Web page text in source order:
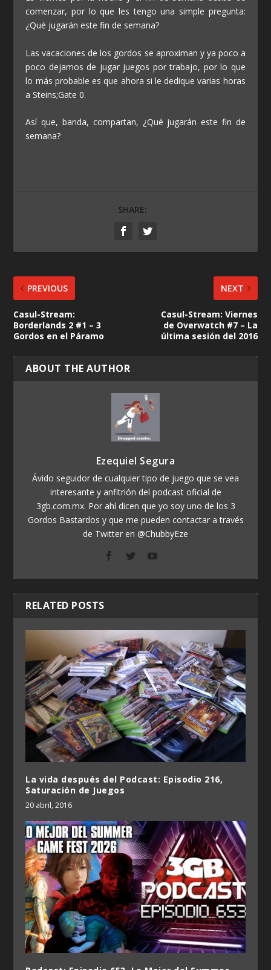
comenzar, por lo que les tengo una simple pregunta:
¿Qué jugarán este fin de semana?
Las vacaciones de los gordos se aproximan y ya poco a
poco dejamos de jugar juegos por trabajo, por lo que
lo más probable es que ahora si le dedique varias horas
a Steins;Gate 0.
Así que, banda, compartan, ¿Qué jugarán este fin de
semana?
SHARE:
PREVIOUS
Casul-Stream:
Borderlands 2 #1 – 3
Gordos en el Páramo
NEXT
Casul-Stream: Viernes
de Overwatch #7 – La
última sesión del 2016
ABOUT THE AUTHOR
Ezequiel Segura
Ávido seguidor de cualquier tipo de juego que se vea
interesante y anfitrión del podcast oficial de
3gb.com.mx. Por ahí dicen que yo soy uno de los 3
Gordos Bastardos y que me pueden contactar a través
de Twitter en @ChubbyEze
RELATED POSTS
La vida después del Podcast: Episodio 216,
Saturación de Juegos
20 abril, 2016